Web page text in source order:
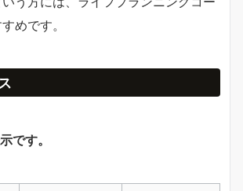
めです。
です。